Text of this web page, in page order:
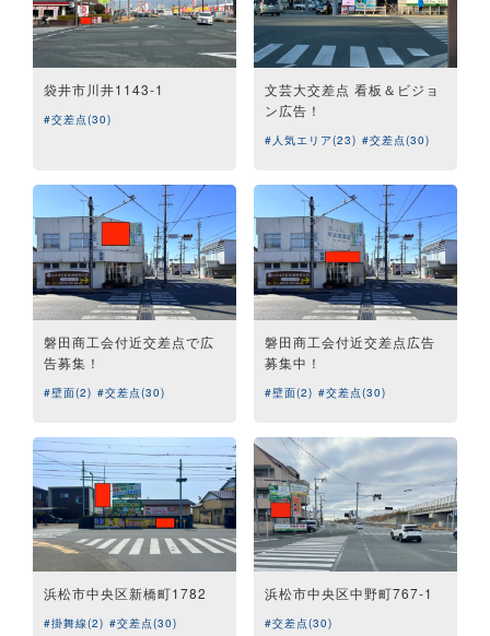
袋井市川井1143-1
#交差点(30)
文芸大交差点 看板＆ビジョ
ン広告！
#人気エリア(23) #交差点(30)
磐田商工会付近交差点で広
告募集！
#壁面(2) #交差点(30)
磐田商工会付近交差点広告
募集中！
#壁面(2) #交差点(30)
浜松市中央区新橋町1782
#掛舞線(2) #交差点(30)
浜松市中央区中野町767-1
#交差点(30)